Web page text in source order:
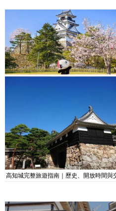
高知城完整旅遊指南｜歷史、開放時間與